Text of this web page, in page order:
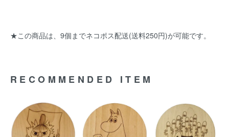
★この商品は、9個までネコポス配送(送料250円)が可能です。
RECOMMENDED ITEM